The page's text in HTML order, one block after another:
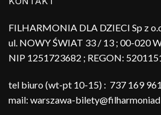
FILHARMONIA DLA DZIECI Sp z
ul. NOWY ŚWIAT 33 / 13 ; 00-020
NIP 1251723682 ; REGON:
tel biuro (wt-pt 10-15) : 737 169 961
mail: warszawa-